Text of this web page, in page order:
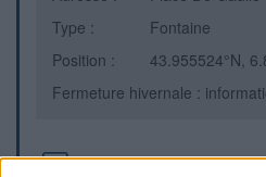
Type :
Fontaine
Position :
43.955524°N,
Fermeture hivernale :